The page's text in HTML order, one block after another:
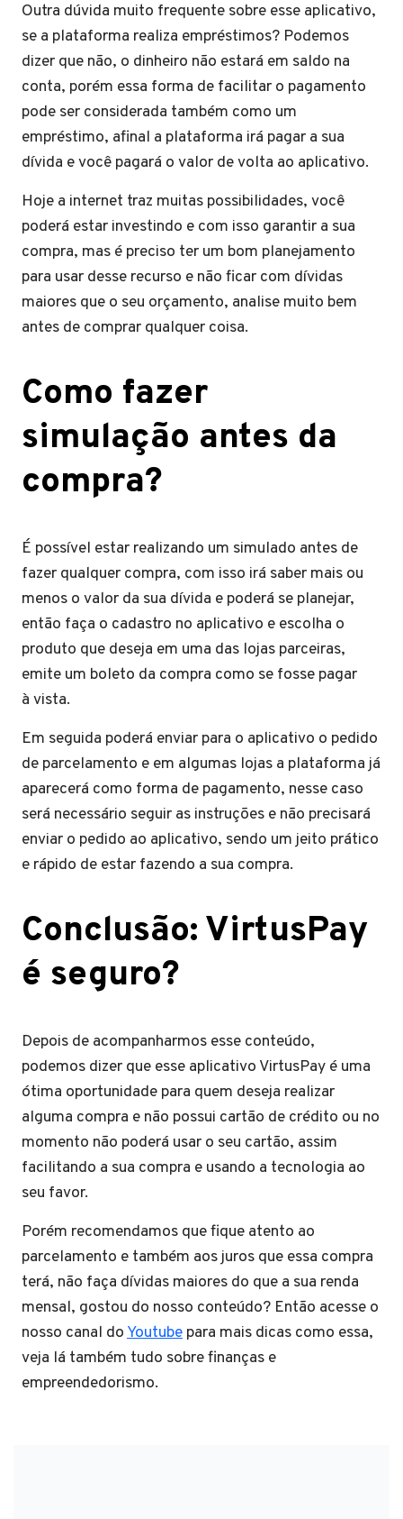
Outra dúvida muito frequente sobre esse aplicativo,
se a plataforma realiza empréstimos? Podemos
dizer que não, o dinheiro não estará em saldo na
conta, porém essa forma de facilitar o pagamento
pode ser considerada também como um
empréstimo, afinal a plataforma irá pagar a sua
dívida e você pagará o valor de volta ao aplicativo.
Hoje a internet traz muitas possibilidades, você
poderá estar investindo e com isso garantir a sua
compra, mas é preciso ter um bom planejamento
para usar desse recurso e não ficar com dívidas
maiores que o seu orçamento, analise muito bem
antes de comprar qualquer coisa.
Como fazer
simulação antes da
compra?
É possível estar realizando um simulado antes de
fazer qualquer compra, com isso irá saber mais ou
menos o valor da sua dívida e poderá se planejar,
então faça o cadastro no aplicativo e escolha o
produto que deseja em uma das lojas parceiras,
emite um boleto da compra como se fosse pagar
à vista.
Em seguida poderá enviar para o aplicativo o pedido
de parcelamento e em algumas lojas a plataforma já
aparecerá como forma de pagamento, nesse caso
será necessário seguir as instruções e não precisará
enviar o pedido ao aplicativo, sendo um jeito prático
e rápido de estar fazendo a sua compra.
Conclusão: VirtusPay
é seguro?
Depois de acompanharmos esse conteúdo,
podemos dizer que esse aplicativo VirtusPay é uma
ótima oportunidade para quem deseja realizar
alguma compra e não possui cartão de crédito ou no
momento não poderá usar o seu cartão, assim
facilitando a sua compra e usando a tecnologia ao
seu favor.
Porém recomendamos que fique atento ao
parcelamento e também aos juros que essa compra
terá, não faça dívidas maiores do que a sua renda
mensal, gostou do nosso conteúdo? Então acesse o
nosso canal doYoutube para mais dicas como essa,
veja lá também tudo sobre finanças e
empreendedorismo.